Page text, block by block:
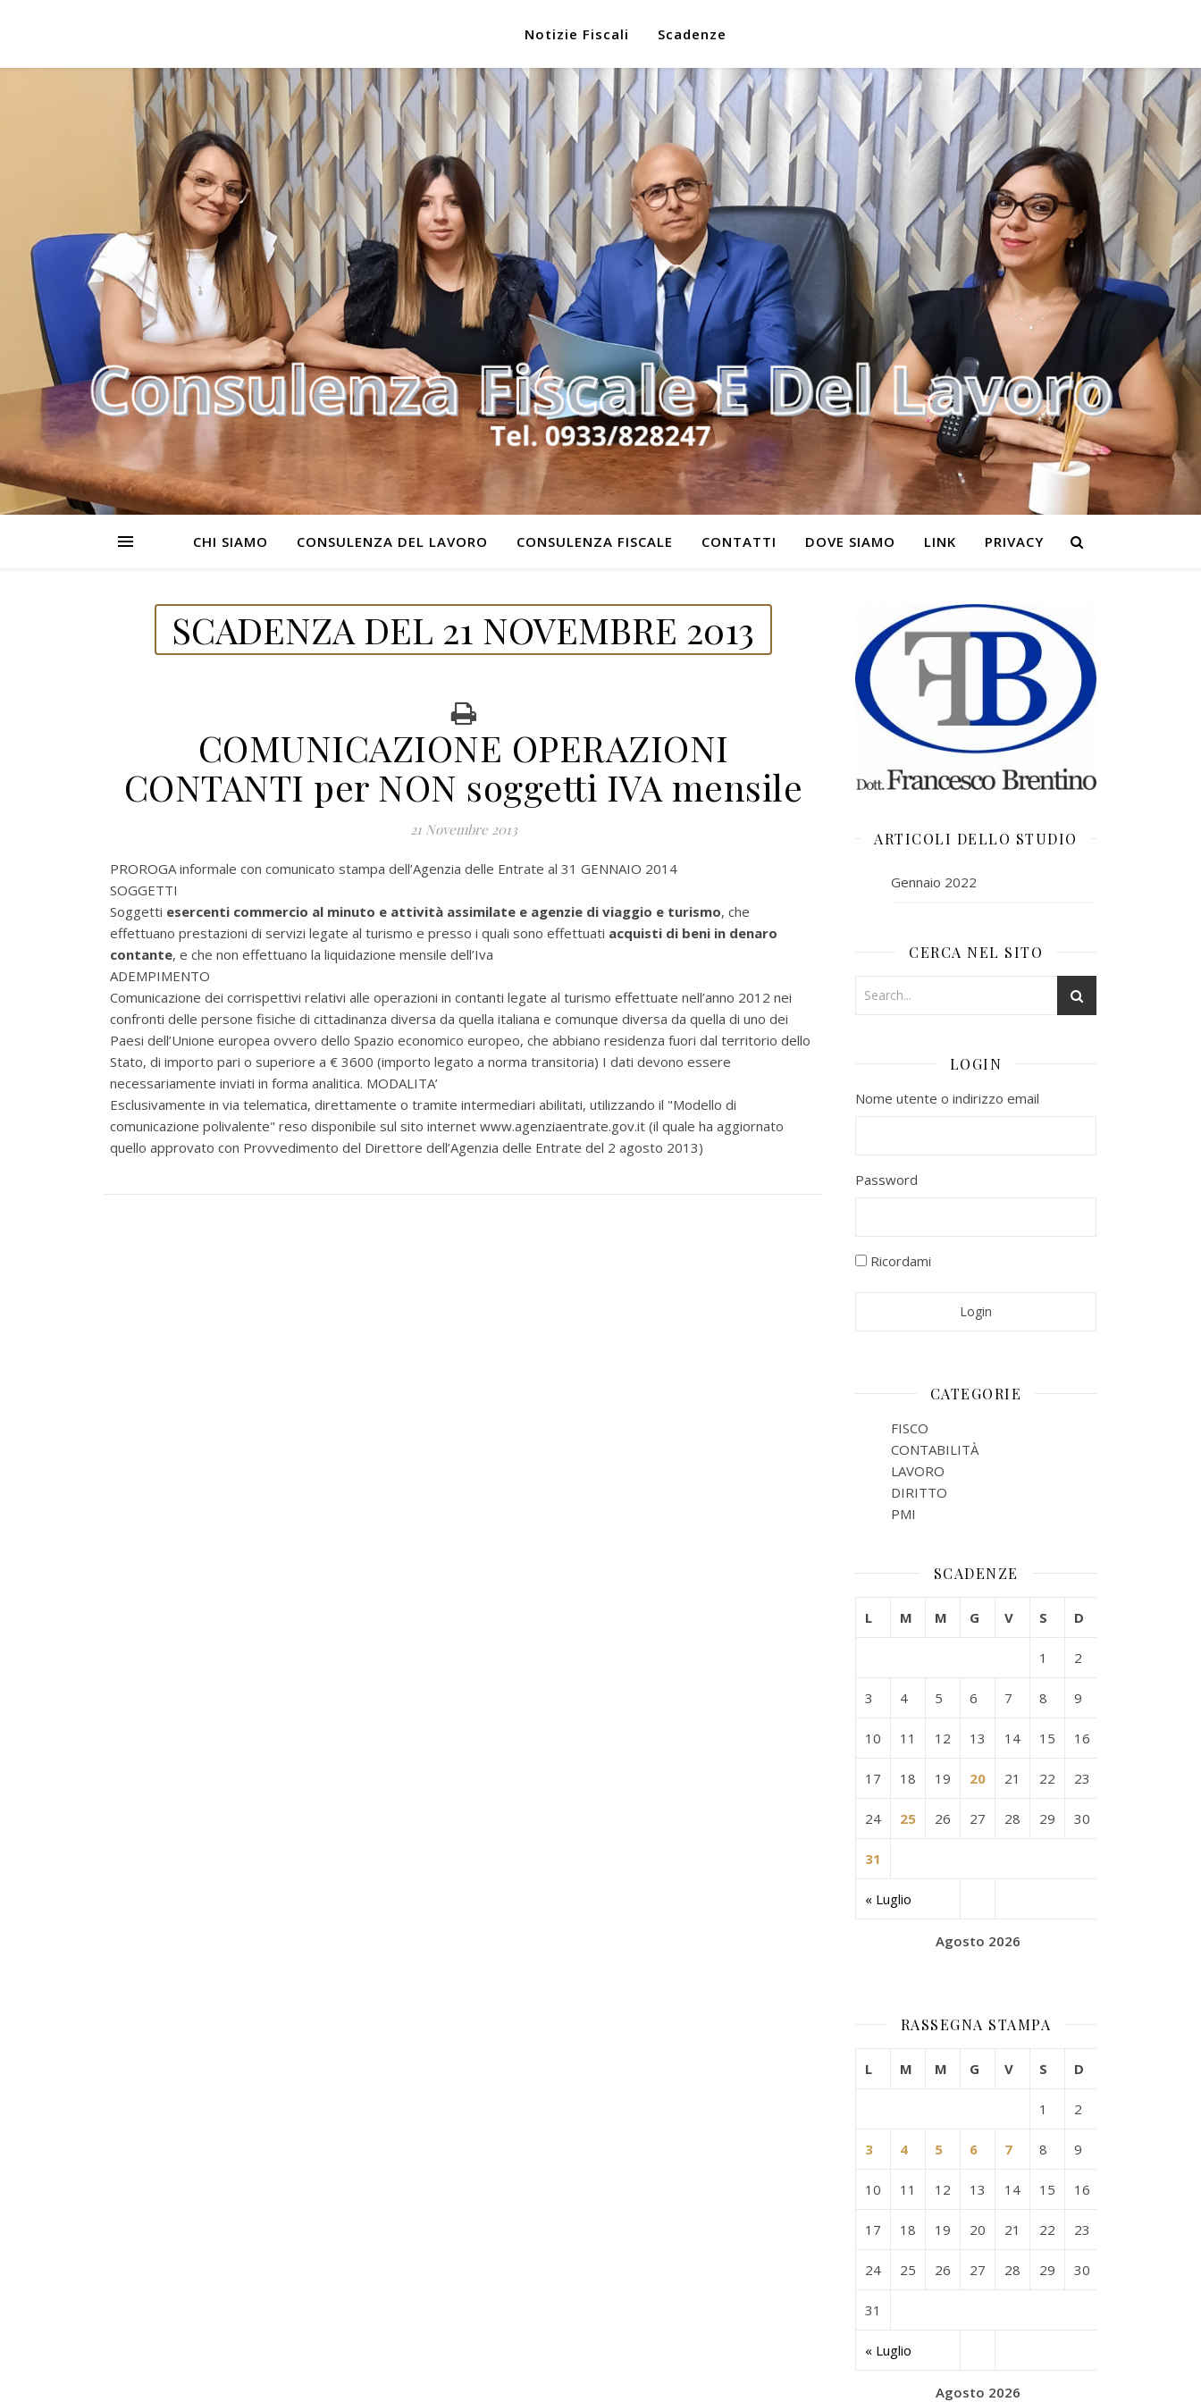
Notizie Fiscali Scadenze
CHI SIAMO CONSULENZA DEL LAVORO CONSULENZA FISCALE CONTATTI DOVE SIAMO LINK PRIVACY
SCADENZA DEL 21 NOVEMBRE 2013
COMUNICAZIONE OPERAZIONI
CONTANTI per NON soggetti IVA mensile
21 Novembre 2013
PROROGAinformale con comunicato stampa dell’Agenzia delle Entrate al 31 GENNAIO 2014
SOGGETTI
Soggetti esercenti commercio al minuto e attività assimilate e agenzie di viaggio e turismo, che
effettuano prestazioni di servizi legate al turismo e presso i quali sono effettuati acquisti di beni in denaro
contante, e che non effettuano la liquidazione mensile dell’Iva
ADEMPIMENTO
Comunicazione dei corrispettivi relativi alle operazioni in contanti legate al turismo effettuate nell’anno 2012 nei
confronti delle persone fisiche di cittadinanza diversa da quella italiana e comunque diversa da quella di uno dei
Paesi dell’Unione europea ovvero dello Spazio economico europeo, che abbiano residenza fuori dal territorio dello
Stato, di importo pari o superiore a € 3600 (importo legato a norma transitoria) I dati devono essere
necessariamente inviati in forma analitica. MODALITA’
Esclusivamente in via telematica, direttamente o tramite intermediari abilitati, utilizzando il "Modello di
comunicazione polivalente" reso disponibile sul sito internet www.agenziaentrate.gov.it (il quale ha aggiornato
quello approvato con Provvedimento del Direttore dell’Agenzia delle Entrate del 2 agosto 2013)
ARTICOLI DELLO STUDIO
Gennaio 2022
CERCA NEL SITO
LOGIN
Nome utente o indirizzo email
Password
Ricordami
CATEGORIE
FISCO
CONTABILITÀ
LAVORO
DIRITTO
PMI
SCADENZE
Agosto 2026
L M M G V S D
« Luglio
1 2
3 4 5 6 7 8 9
10 11 12 13 14 15 16
17 18 19 20 21 22 23
24 25 26 27 28 29 30
31
RASSEGNA STAMPA
Agosto 2026
L M M G V S D
« Luglio
1 2
3 4 5 6 7 8 9
10 11 12 13 14 15 16
17 18 19 20 21 22 23
24 25 26 27 28 29 30
31